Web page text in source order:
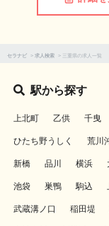
セラナビ > 求人検索 > 三重県の求人一覧
駅から探す
上北町 乙供 千曳
ひたち野うしく 荒川
新橋 品川 横浜
池袋 巣鴨 駒込
武蔵溝ノ口 稲田堤